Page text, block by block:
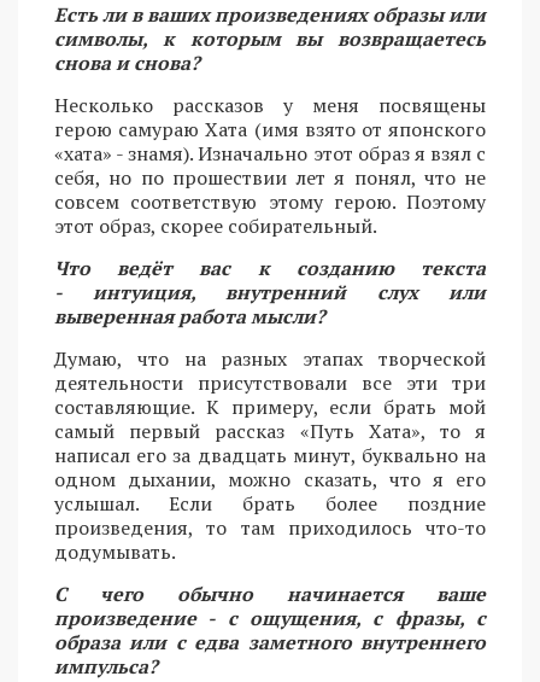
Есть ли в ваших произведениях образы или
символы, к которым вы возвращаетесь
снова и снова?
Несколько рассказов у меня посвящены
герою самураю Хата (имя взято от японского
«хата» - знамя). Изначально этот образ я взял с
себя, но по прошествии лет я понял, что не
совсем соответствую этому герою. Поэтому
этот образ, скорее собирательный.
Что ведёт вас к созданию текста
- интуиция, внутренний слух или
выверенная работа мысли?
Думаю, что на разных этапах творческой
деятельности присутствовали все эти три
составляющие. К примеру, если брать мой
самый первый рассказ «Путь Хата», то я
написал его за двадцать минут, буквально на
одном дыхании, можно сказать, что я его
услышал. Если брать более поздние
произведения, то там приходилось что-то
додумывать.
С чего обычно начинается ваше
произведение - с ощущения, с фразы, с
образа или с едва заметного внутреннего
импульса?